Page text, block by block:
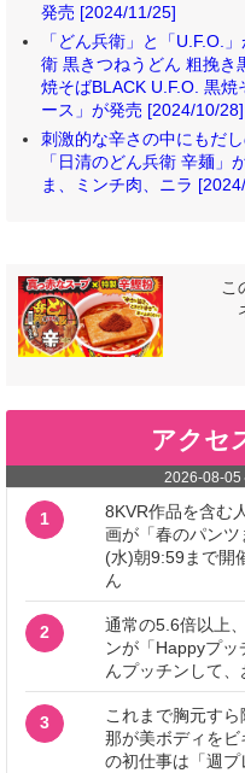
発売 [2024/11/25]
「どん兵衛」と「U.F.O.
衛 黒きつねうどん 粗挽き
焼そばBLACK U.F.O. 黒
ース」が発売 [2024/10/28]
刺激的な辛さの中にもだ
「日清のどん兵衛 辛麺」
ま、ミンチ肉、ニラ
こ
アクセ
2026-08-05
1
8KVR作品を含む
画が「春のパン
(水)朝9:59まで開
ん
2
通常の5.6倍以上
ンが「Happyプ
んプッチンして
3
これまで胸元す
那が美ボディを
の初仕事は「週